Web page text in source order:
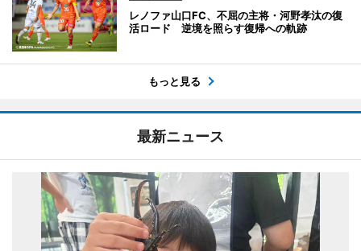
レノファ山口FC、不屈の主将・河野孝汰の復
活ロード 逆境を照らす復帰への軌跡
もっと見る
最新ニュース